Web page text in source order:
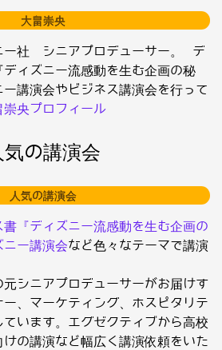
大畠崇央
ー社 シニアプロデューサー。 デ
ディズニー流感動を生む企画の秘
講演会やビジネス講演会を行って
崇央プロフィール
気の講演会
人気の講演会
『ディズニー流感動を生む企画の
ニー講演会など色々なテーマで講演
シニアプロデューサーがお届けす
、マーケティング、ホスピタリテ
ています。エグゼクティブから高校
の講演など幅広く講演依頼をいた